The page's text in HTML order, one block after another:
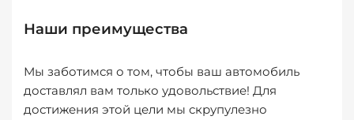
Наши преимущества
Мы заботимся о том, чтобы ваш автомобиль
доставлял вам только удовольствие! Для
достижения этой цели мы скрупулезно